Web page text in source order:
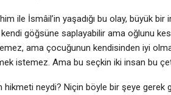
ile İsmâil’in yaşadığı bu olay, büyük
kendi göğsüne saplayabilir ama oğlunu
ama çocuğunun kendisinden iyi
istemez. Ama bu seçkin iki insan bu
hikmeti neydi? Niçin böyle bir şeye gerek